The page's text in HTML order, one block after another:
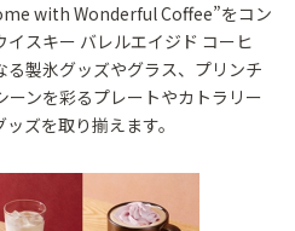
with Wonderful Coffee”をコン
スキー バレルエイジド コーヒ
製氷グッズやグラス、プリンチ
ンを彩るプレートやカトラリー
ズを取り揃えます。